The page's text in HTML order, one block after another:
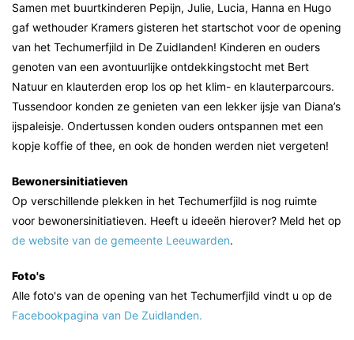
Samen met buurtkinderen Pepijn, Julie, Lucia, Hanna en Hugo
gaf wethouder Kramers gisteren het startschot voor de opening
van het Techumerfjild in De Zuidlanden! Kinderen en ouders
genoten van een avontuurlijke ontdekkingstocht met Bert
Natuur en klauterden erop los op het klim- en klauterparcours.
Tussendoor konden ze genieten van een lekker ijsje van Diana’s
ijspaleisje. Ondertussen konden ouders ontspannen met een
kopje koffie of thee, en ook de honden werden niet vergeten!
Bewonersinitiatieven
Op verschillende plekken in het Techumerfjild is nog ruimte
voor bewonersinitiatieven. Heeft u ideeën hierover? Meld het op
de website van de gemeente Leeuwarden.
Foto's
Alle foto's van de opening van het Techumerfjild vindt u op de
Facebookpagina van De Zuidlanden.